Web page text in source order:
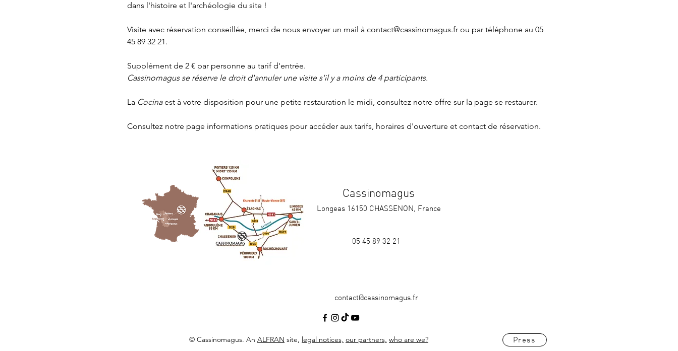
dans l'histoire et l'archéologie du site !
Visite avec réservation conseillée, merci de nous envoyer un mail à contact@cassinomagus.fr ou par téléphone au 05
45 89 32 21.
Supplément de 2 € par personne au tarif d'entrée.
Cassinomagus se réserve le droit d'annuler une visite s'il y a moins de 4 participants.
La Cocina est à votre disposition pour une petite restauration le midi, consultez notre offre sur la page se restaurer.
Consultez notre page informations pratiques pour accéder aux tarifs, horaires d'ouverture et contact de réservation.
Cassinomagus
Longeas 16150 CHASSENON, France
05 45 89 32 21
contact@cassinomagus.fr
© Cassinomagus. An ALFRAN site, legal notices, our partners, who are we? Press